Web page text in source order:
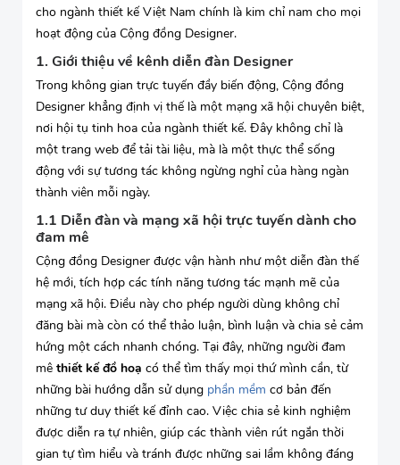
cho ngành thiết kế Việt Nam chính là kim chỉ nam cho mọi
hoạt động của Cộng đồng Designer.
1. Giới thiệu về kênh diễn đàn Designer
Trong không gian trực tuyến đầy biến động, Cộng đồng
Designer khẳng định vị thế là một mạng xã hội chuyên biệt,
nơi hội tụ tinh hoa của ngành thiết kế. Đây không chỉ là
một trang web để tải tài liệu, mà là một thực thể sống
động với sự tương tác không ngừng nghỉ của hàng ngàn
thành viên mỗi ngày.
1.1 Diễn đàn và mạng xã hội trực tuyến dành cho
đam mê
Cộng đồng Designer được vận hành như một diễn đàn thế
hệ mới, tích hợp các tính năng tương tác mạnh mẽ của
mạng xã hội. Điều này cho phép người dùng không chỉ
đăng bài mà còn có thể thảo luận, bình luận và chia sẻ cảm
hứng một cách nhanh chóng. Tại đây, những người đam
mê thiết kế đồ hoạ có thể tìm thấy mọi thứ mình cần, từ
những bài hướng dẫn sử dụng phần mềm cơ bản đến
những tư duy thiết kế đỉnh cao. Việc chia sẻ kinh nghiệm
được diễn ra tự nhiên, giúp các thành viên rút ngắn thời
gian tự tìm hiểu và tránh được những sai lầm không đáng